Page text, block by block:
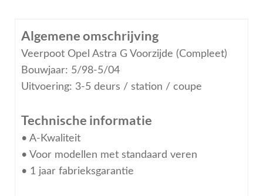
Algemene omschrijving
Veerpoot Opel Astra G Voorzijde (Compleet)
Bouwjaar: 5/98-5/04
Uitvoering: 3-5 deurs / station / coupe
Technische informatie
• A-Kwaliteit
• Voor modellen met standaard veren
• 1 jaar fabrieksgarantie